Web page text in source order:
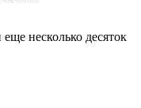
несколько десяток